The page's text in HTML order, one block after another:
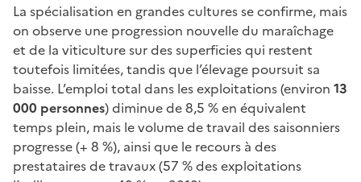
La spécialisation en grandes cultures se confirme, mais
on observe une progression nouvelle du maraîchage
et de la viticulture sur des superficies qui restent
toutefois limitées, tandis que l’élevage poursuit sa
baisse. L’emploi total dans les exploitations (environ 13
000 personnes) diminue de 8,5 % en équivalent
temps plein, mais le volume de travail des saisonniers
progresse (+ 8 %), ainsi que le recours à des
prestataires de travaux (57 % des exploitations